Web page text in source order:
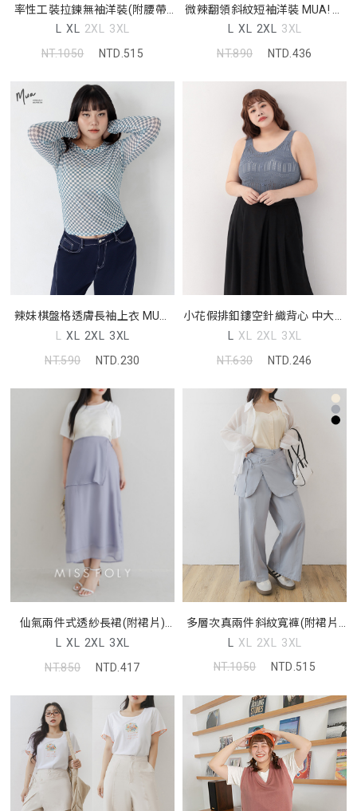
率性工裝拉鍊無袖洋裝(附腰帶)
MUA! 中大尺碼洋裝
L XL 2XL 3XL
NT.1050
NTD.515
微辣翻領斜紋短袖洋裝 MUA! 中
大尺碼洋裝
L XL 2XL 3XL
NT.890
NTD.436
辣妹棋盤格透膚長袖上衣 MUA!
中大尺碼上衣
L XL 2XL 3XL
NT.590
NTD.230
小花假排釦鏤空針織背心 中大尺
碼上衣
L XL 2XL 3XL
NT.630
NTD.246
仙氣兩件式透紗長裙(附裙片)
MISS. 中大尺碼裙子
L XL 2XL 3XL
NT.850
NTD.417
多層次真兩件斜紋寬褲(附裙片)
中大尺碼褲子
L XL 2XL 3XL
NT.1050
NTD.515